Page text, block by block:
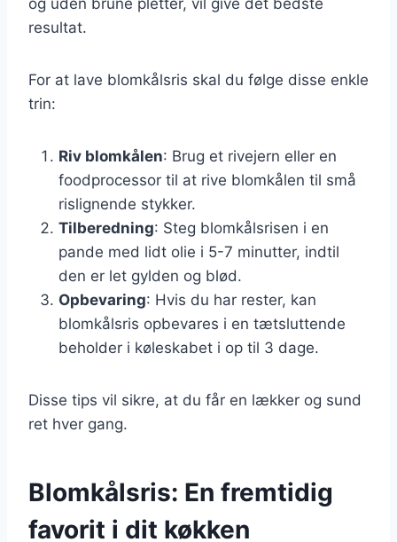
resultat.
For at lave blomkålsris skal du følge disse enkle
trin:
Riv blomkålen: Brug et rivejern eller en
foodprocessor til at rive blomkålen til små
rislignende stykker.
Tilberedning: Steg blomkålsrisen i en
pande med lidt olie i 5-7 minutter, indtil
den er let gylden og blød.
Opbevaring: Hvis du har rester, kan
blomkålsris opbevares i en tætsluttende
beholder i køleskabet i op til 3 dage.
Disse tips vil sikre, at du får en lækker og sund
ret hver gang.
Blomkålsris: En fremtidig
favorit i dit køkken